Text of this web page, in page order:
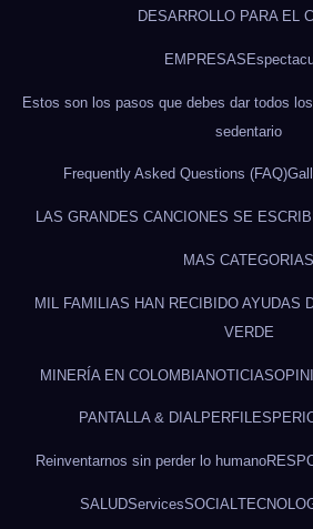
DESARROLLO PARA EL
EMPRESAS
Estos son los pasos que debes dar todos
sedentario
Frequently Asked Questions (FAQ)
LAS GRANDES CANCIONES SE
MAS CATEGORIAS
MIL FAMILIAS HAN RECIBIDO AYUDAS
VERDE
MINERÍA EN COLOMBIANOTICIAS
PANTALLA & DIALPERFILES
Reinventarnos sin perder lo humano
SALUDServicesSOCIAL